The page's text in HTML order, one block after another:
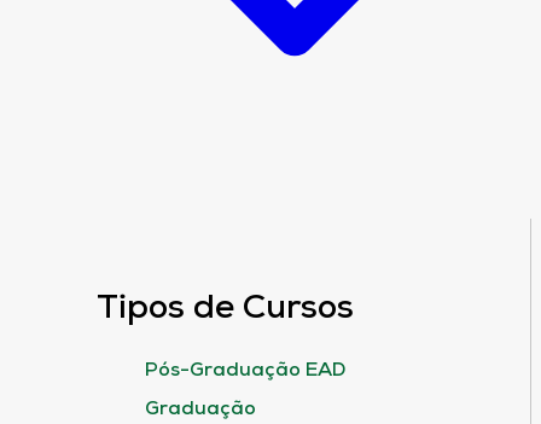
Tipos de Cursos
Pós-Graduação EAD
Graduação